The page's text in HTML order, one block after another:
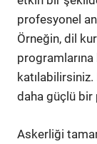
profesyonel
Örneğin, dil
daha güçlü
Askerliği